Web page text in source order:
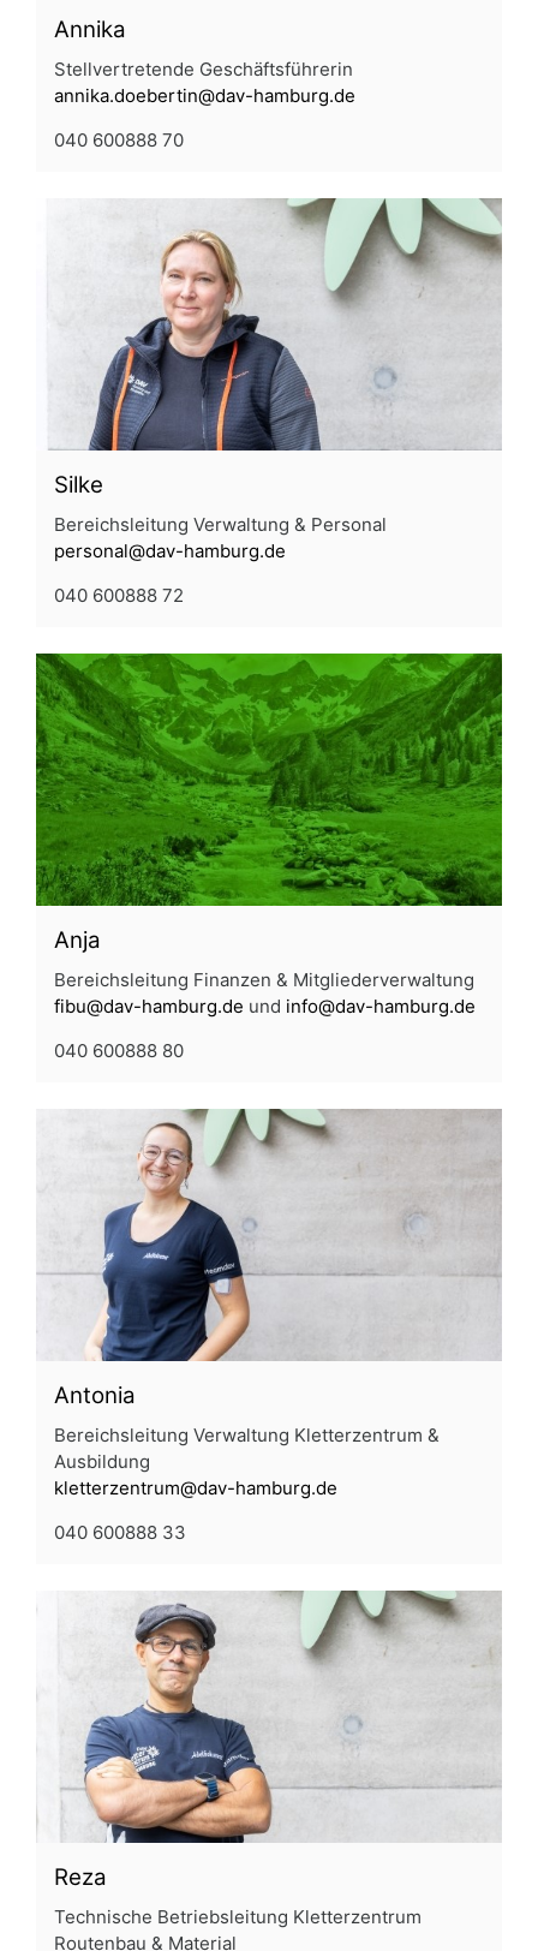
Annika
Stellvertretende Geschäftsführerin
annika.doebertin@dav-hamburg.de
040 600888 70
Silke
Bereichsleitung Verwaltung & Personal
personal@dav-hamburg.de
040 600888 72
Anja
Bereichsleitung Finanzen & Mitgliederverwaltung
fibu@dav-hamburg.de und info@dav-hamburg.de
040 600888 80
Antonia
Bereichsleitung Verwaltung Kletterzentrum &
Ausbildung
kletterzentrum@dav-hamburg.de
040 600888 33
Reza
Technische Betriebsleitung Kletterzentrum
Routenbau & Material